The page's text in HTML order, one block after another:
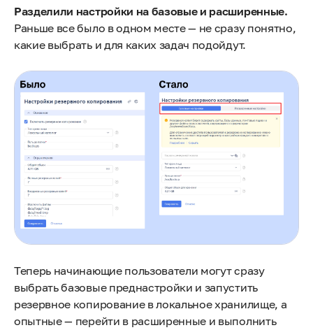
Разделили настройки на базовые и расширенные.
Раньше все было в одном месте — не сразу понятно,
какие выбрать и для каких задач подойдут.
Теперь начинающие пользователи могут сразу
выбрать базовые преднастройки и запустить
резервное копирование в локальное хранилище, а
опытные — перейти в расширенные и выполнить